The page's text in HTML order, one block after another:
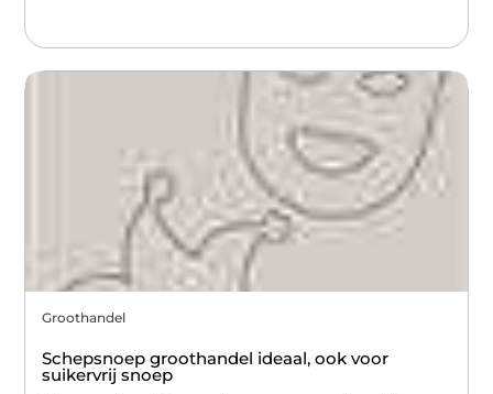
Groothandel
Schepsnoep groothandel ideaal, ook voor
suikervrij snoep